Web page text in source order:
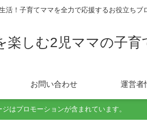
活！子育てママを全力で応援するお役立ちブ
楽しむ2児ママの子育
お問い合わせ 運営者
ジはプロモーションが含まれています。